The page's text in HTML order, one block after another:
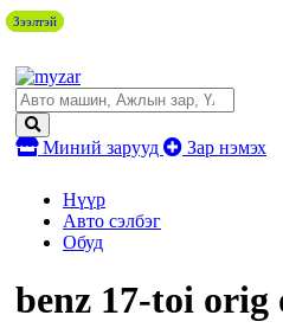
Миний зарууд Зар нэмэх
Нүүр
Авто сэлбэг
Обуд
benz 17-toi orig
Зээлтэй
Зээлтэй